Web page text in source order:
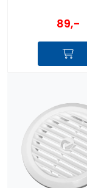
89,-